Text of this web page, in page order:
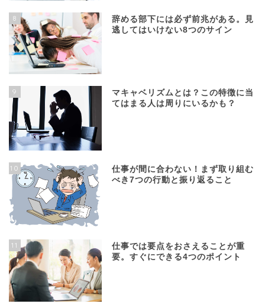
8
辞める部下には必ず前兆がある。見
逃してはいけない8つのサイン
9
マキャベリズムとは？この特徴に当
てはまる人は周りにいるかも？
10
仕事が間に合わない！まず取り組む
べき7つの行動と振り返ること
11
仕事では要点をおさえることが重
要。すぐにできる4つのポイント